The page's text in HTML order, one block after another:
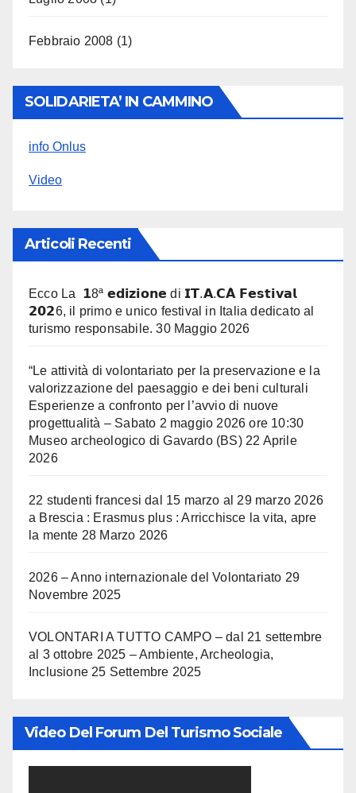
Febbraio 2008 (1)
SOLIDARIETA’ IN CAMMINO
info Onlus
Video
Articoli Recenti
Ecco La 𝟭8ª 𝗲𝗱𝗶𝘇𝗶𝗼𝗻𝗲 di 𝗜𝗧.𝗔.𝗖𝗔̀ 𝗙𝗲𝘀𝘁𝗶𝘃𝗮𝗹
𝟮𝟬𝟮6, il primo e unico festival in Italia dedicato al
turismo responsabile. 30 Maggio 2026
“Le attività di volontariato per la preservazione e la
valorizzazione del paesaggio e dei beni culturali
Esperienze a confronto per l’avvio di nuove
progettualità – Sabato 2 maggio 2026 ore 10:30
Museo archeologico di Gavardo (BS) 22 Aprile
2026
22 studenti francesi dal 15 marzo al 29 marzo 2026
a Brescia : Erasmus plus : Arricchisce la vita, apre
la mente 28 Marzo 2026
2026 – Anno internazionale del Volontariato 29
Novembre 2025
VOLONTARI A TUTTO CAMPO – dal 21 settembre
al 3 ottobre 2025 – Ambiente, Archeologia,
Inclusione 25 Settembre 2025
Video Del Forum Del Turismo Sociale